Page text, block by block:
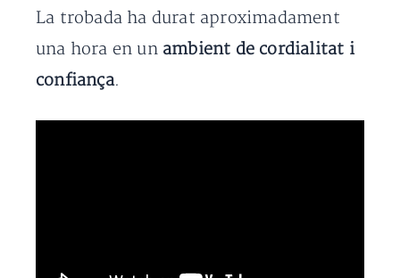
La trobada ha durat aproximadament
una hora en un ambient de cordialitat i
confiança.